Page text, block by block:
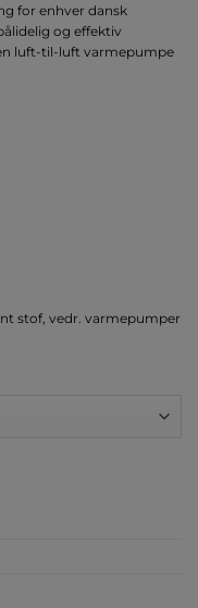
for enhver dansk
og effektiv
luft-til-luft varmepumpe
stof, vedr. varmepumper